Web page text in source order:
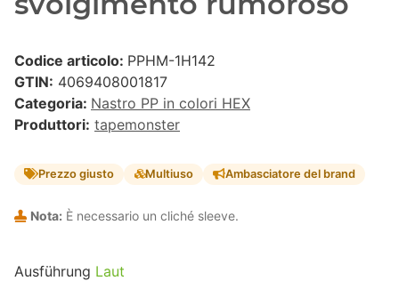
Codice articolo: PPHM-1H142
GTIN: 4069408001817
Categoria: Nastro PP in colori HEX
Produttori: tapemonster
Prezzo giusto Multiuso Ambasciatore del brand
Nota: È necessario un cliché sleeve.
Ausführung Laut